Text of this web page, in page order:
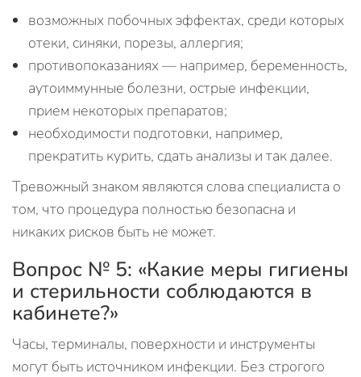
возможных побочных эффектах, среди которых
отеки, синяки, порезы, аллергия;
противопоказаниях — например, беременность,
аутоиммунные болезни, острые инфекции,
прием некоторых препаратов;
необходимости подготовки, например,
прекратить курить, сдать анализы и так далее.
Тревожный знаком являются слова специалиста о
том, что процедура полностью безопасна и
никаких рисков быть не может.
Вопрос № 5: «Какие меры гигиены
и стерильности соблюдаются в
кабинете?»
Часы, терминалы, поверхности и инструменты
могут быть источником инфекции. Без строгого